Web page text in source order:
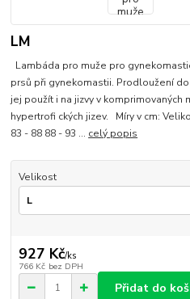
LM
Lambáda pro muže pro
prsů při gynekomastii. Prodloužení
jej použít i na jizvy v komprimovaných
hypertrofi ckých jizev. Míry v cm:
83 - 88 88 - 93 ... celý popis
Velikost
927 Kč/ks
766 Kč bez DPH
Přidat do